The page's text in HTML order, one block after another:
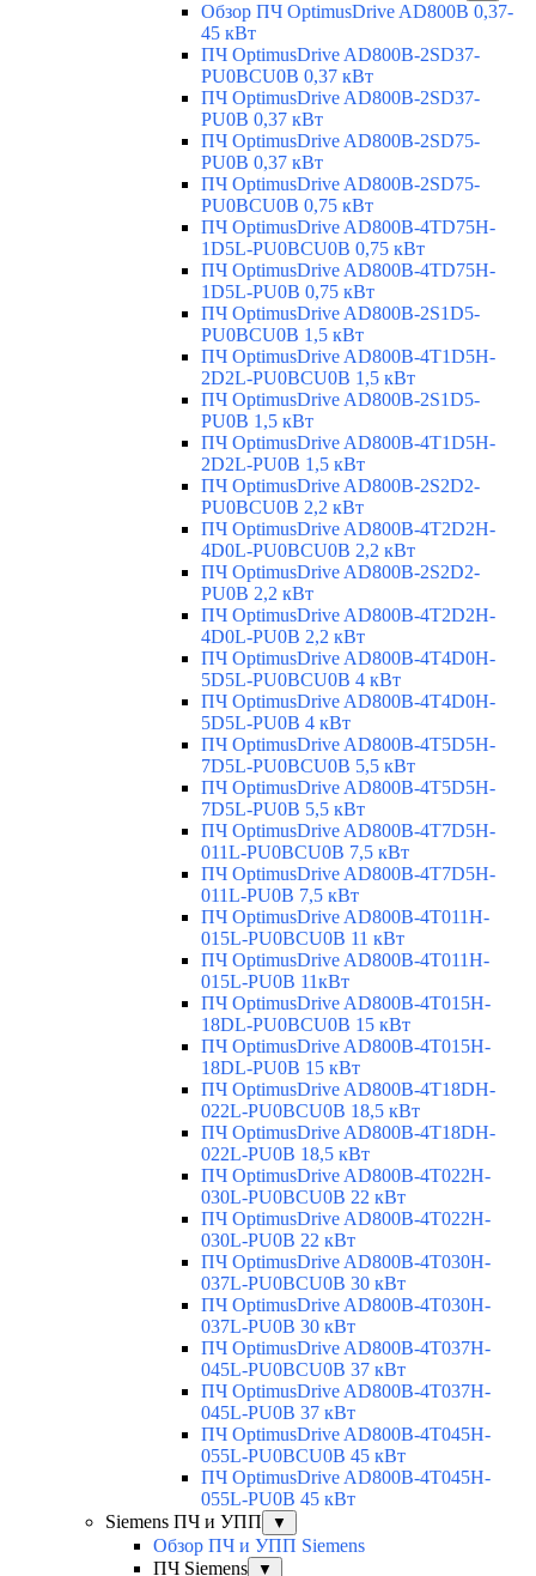
Обзор ПЧ OptimusDrive AD800B 0,37-
45 кВт
ПЧ OptimusDrive AD800B-2SD37-
PU0BCU0B 0,37 кВт
ПЧ OptimusDrive AD800B-2SD37-
PU0B 0,37 кВт
ПЧ OptimusDrive AD800B-2SD75-
PU0B 0,37 кВт
ПЧ OptimusDrive AD800B-2SD75-
PU0BCU0B 0,75 кВт
ПЧ OptimusDrive AD800B-4TD75H-
1D5L-PU0BCU0B 0,75 кВт
ПЧ OptimusDrive AD800B-4TD75H-
1D5L-PU0B 0,75 кВт
ПЧ OptimusDrive AD800B-2S1D5-
PU0BCU0B 1,5 кВт
ПЧ OptimusDrive AD800B-4T1D5H-
2D2L-PU0BCU0B 1,5 кВт
ПЧ OptimusDrive AD800B-2S1D5-
PU0B 1,5 кВт
ПЧ OptimusDrive AD800B-4T1D5H-
2D2L-PU0B 1,5 кВт
ПЧ OptimusDrive AD800B-2S2D2-
PU0BCU0B 2,2 кВт
ПЧ OptimusDrive AD800B-4T2D2H-
4D0L-PU0BCU0B 2,2 кВт
ПЧ OptimusDrive AD800B-2S2D2-
PU0B 2,2 кВт
ПЧ OptimusDrive AD800B-4T2D2H-
4D0L-PU0B 2,2 кВт
ПЧ OptimusDrive AD800B-4T4D0H-
5D5L-PU0BCU0B 4 кВт
ПЧ OptimusDrive AD800B-4T4D0H-
5D5L-PU0B 4 кВт
ПЧ OptimusDrive AD800B-4T5D5H-
7D5L-PU0BCU0B 5,5 кВт
ПЧ OptimusDrive AD800B-4T5D5H-
7D5L-PU0B 5,5 кВт
ПЧ OptimusDrive AD800B-4T7D5H-
011L-PU0BCU0B 7,5 кВт
ПЧ OptimusDrive AD800B-4T7D5H-
011L-PU0B 7,5 кВт
ПЧ OptimusDrive AD800B-4T011H-
015L-PU0BCU0B 11 кВт
ПЧ OptimusDrive AD800B-4T011H-
015L-PU0B 11кВт
ПЧ OptimusDrive AD800B-4T015H-
18DL-PU0BCU0B 15 кВт
ПЧ OptimusDrive AD800B-4T015H-
18DL-PU0B 15 кВт
ПЧ OptimusDrive AD800B-4T18DH-
022L-PU0BCU0B 18,5 кВт
ПЧ OptimusDrive AD800B-4T18DH-
022L-PU0B 18,5 кВт
ПЧ OptimusDrive AD800B-4T022H-
030L-PU0BCU0B 22 кВт
ПЧ OptimusDrive AD800B-4T022H-
030L-PU0B 22 кВт
ПЧ OptimusDrive AD800B-4T030H-
037L-PU0BCU0B 30 кВт
ПЧ OptimusDrive AD800B-4T030H-
037L-PU0B 30 кВт
ПЧ OptimusDrive AD800B-4T037H-
045L-PU0BCU0B 37 кВт
ПЧ OptimusDrive AD800B-4T037H-
045L-PU0B 37 кВт
ПЧ OptimusDrive AD800B-4T045H-
055L-PU0BCU0B 45 кВт
ПЧ OptimusDrive AD800B-4T045H-
055L-PU0B 45 кВт
Siemens ПЧ и УПП
▼
Обзор ПЧ и УПП Siemens
ПЧ Siemens
▼